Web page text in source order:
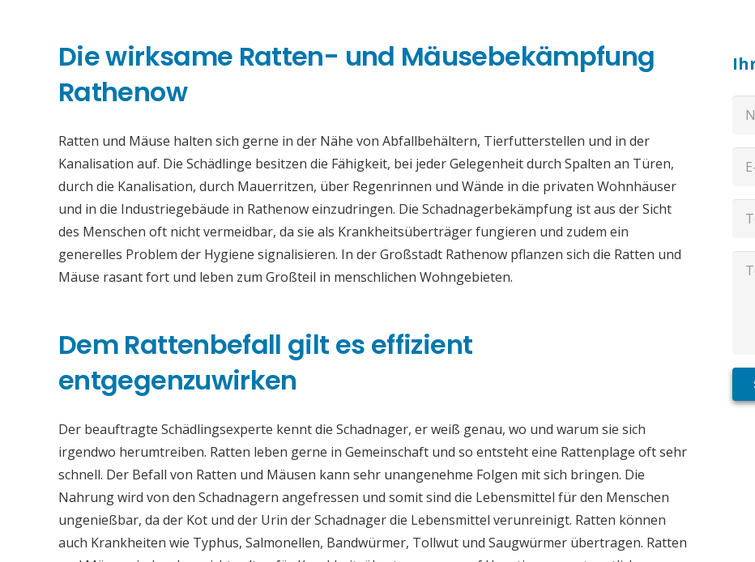
Die wirksame Ratten- und Mäusebekämpfung
Rathenow
Ratten und Mäuse halten sich gerne in der Nähe von Abfallbehältern, Tierfutterstellen und in der
Kanalisation auf. Die Schädlinge besitzen die Fähigkeit, bei jeder Gelegenheit durch Spalten an Türen,
durch die Kanalisation, durch Mauerritzen, über Regenrinnen und Wände in die privaten Wohnhäuser
und in die Industriegebäude in Rathenow einzudringen. Die Schadnagerbekämpfung ist aus der Sicht
des Menschen oft nicht vermeidbar, da sie als Krankheitsüberträger fungieren und zudem ein
generelles Problem der Hygiene signalisieren. In der Großstadt Rathenow pflanzen sich die Ratten und
Mäuse rasant fort und leben zum Großteil in menschlichen Wohngebieten.
Dem Rattenbefall gilt es effizient
entgegenzuwirken
Der beauftragte Schädlingsexperte kennt die Schadnager, er weiß genau, wo und warum sie sich
irgendwo herumtreiben. Ratten leben gerne in Gemeinschaft und so entsteht eine Rattenplage oft sehr
schnell. Der Befall von Ratten und Mäusen kann sehr unangenehme Folgen mit sich bringen. Die
Nahrung wird von den Schadnagern angefressen und somit sind die Lebensmittel für den Menschen
ungenießbar, da der Kot und der Urin der Schadnager die Lebensmittel verunreinigt. Ratten können
auch Krankheiten wie Typhus, Salmonellen, Bandwürmer, Tollwut und Saugwürmer übertragen. Ratten